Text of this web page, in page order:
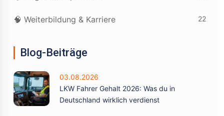
🧠 Weiterbildung & Karriere 22
Blog-Beiträge
03.08.2026
LKW Fahrer Gehalt 2026: Was du in
Deutschland wirklich verdienst